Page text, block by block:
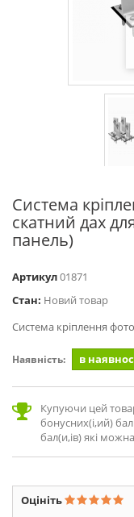
Система
скатний дах
панель)
Артикул01871
Стан: Новий товар
Система кріплення
Наявність: в
Купуючи цей
бонусних(і,ий)
бал(и,ів) які
Оцініть